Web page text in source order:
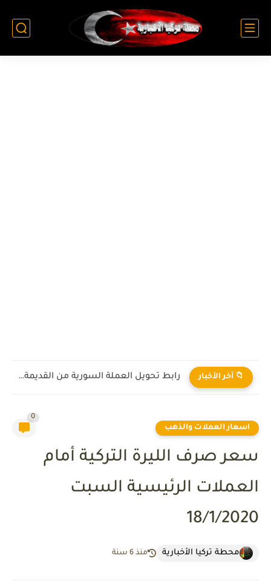
📁 آخر الأخبار رابط تحويل العملة السورية من القديمة إلى الجديدة 2026
اسعار العملات والذهب
0
سعر صرف الليرة التركية أمام
العملات الرئيسية السبت
18/1/2020
محطة تركيا الأخبارية منذ 6 سنة